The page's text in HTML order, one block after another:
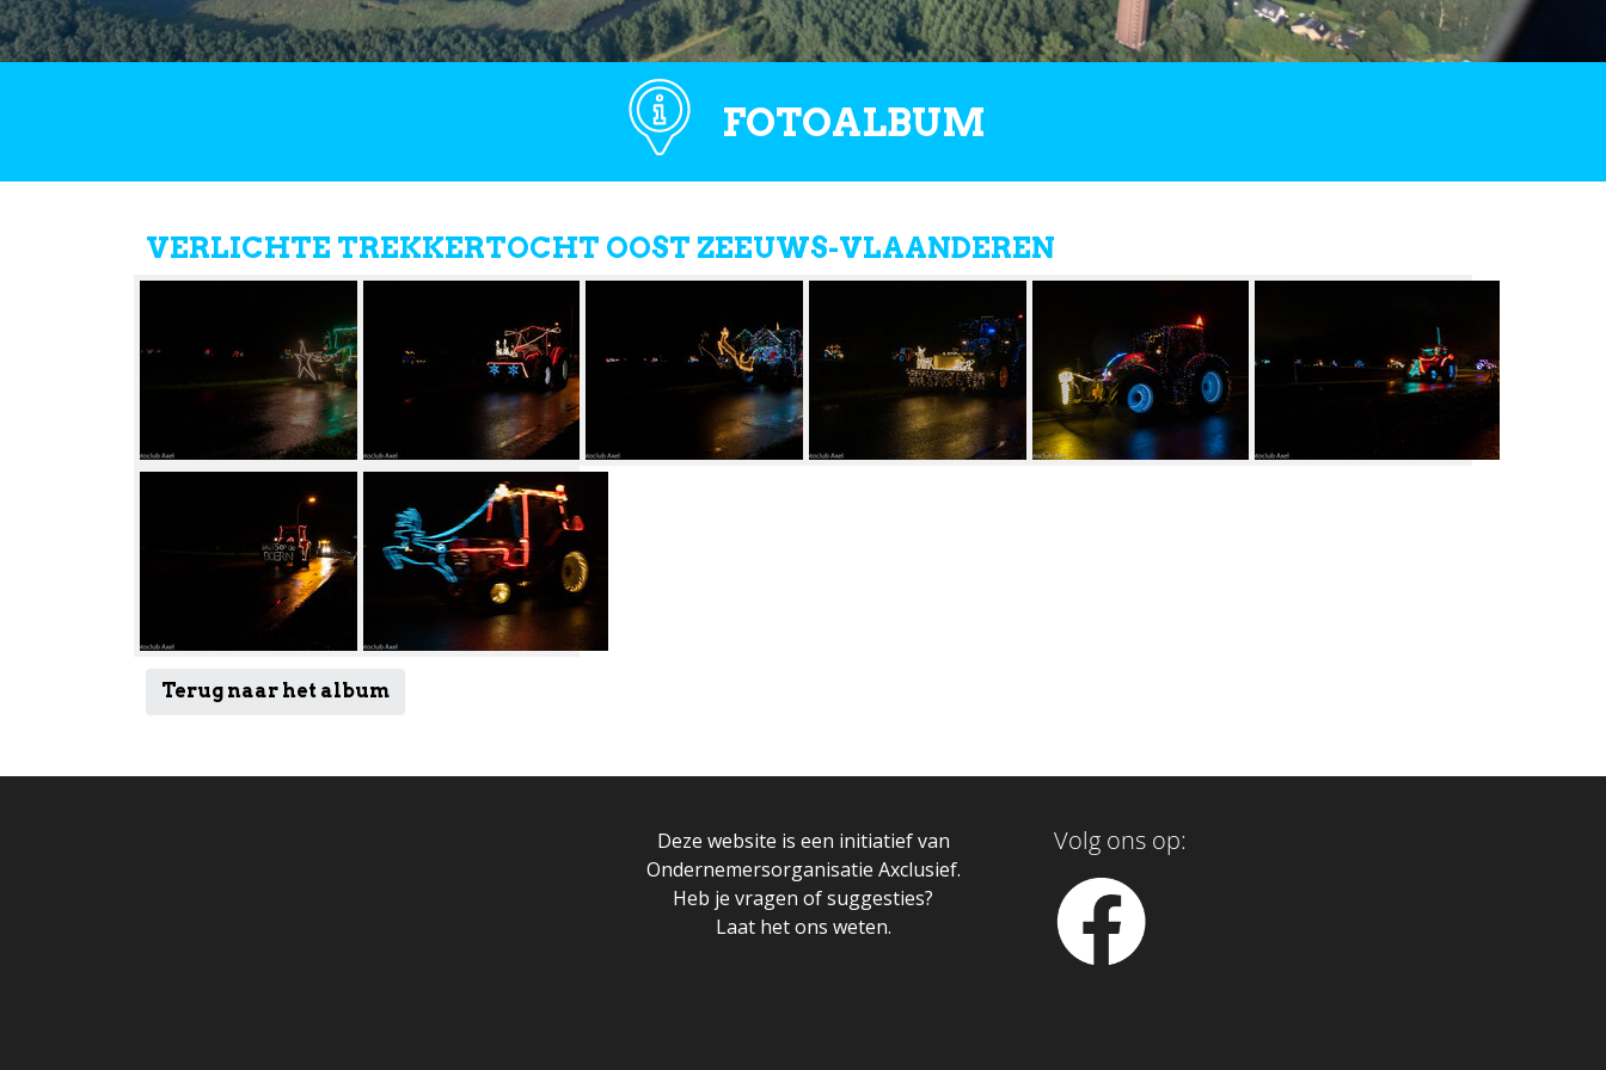
FOTOALBUM
VERLICHTE TREKKERTOCHT OOST ZEEUWS-VLAANDEREN
Terug naar het album
Deze website is een initiatief van
Ondernemersorganisatie Axclusief.
Heb je vragen of suggesties?
Laat het ons weten.
Volg ons op: